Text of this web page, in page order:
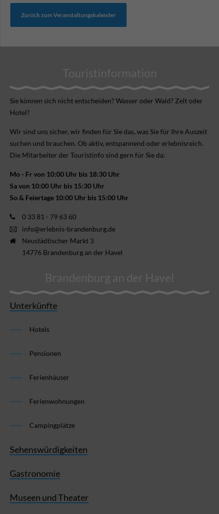
Zurück zum Veranstaltungskalender
Touristinformation
Sie können sich nicht ent­scheiden? Wasser oder Wald? Zelt oder
Hotel?
Wir sind uns sicher, wir finden für Sie das, was Sie für Ihre Aus­zeit
suchen und brauchen. Ob aktiv, ent­spannend oder erlebnis­reich.
Die Mitarbeiter der Touristinfo sind gern für Sie da:
Mo - Fr von 10:00 Uhr bis 18:30 Uhr
Sa von 10:00 Uhr bis 15:30 Uhr
So & Feiertage 10:00 Uhr bis 15:00 Uhr
0 33 81 - 79 63 60
info@erlebnis-brandenburg.de
Neustädtischer Markt 3
14776 Brandenburg an der Havel
Brandenburg an der Havel
Unterkünfte
Hotels
Pensionen
Ferienhäuser
Ferienwohnungen
Campingplätze
Sehenswürdigkeiten
Gastronomie
Museen und Theater